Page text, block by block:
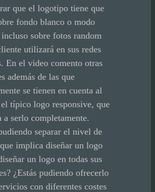
que el logotipo tiene que
fondo blanco o modo
sobre fotos random
utilizará en sus redes
En el video comento otras
además de las que
se tienen en cuenta al
típico logo responsive, que
a serlo completamente.
separar el nivel de
implica diseñar un logo
un logo en todas sus
¿Estás pudiendo ofrecerlo
con diferentes costes